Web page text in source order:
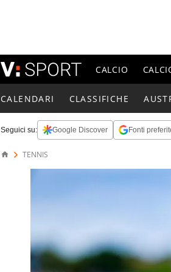
CALCIO
CALENDARI CLASSIFICHE
Seguici su: Google Discover Fonti
TENNIS